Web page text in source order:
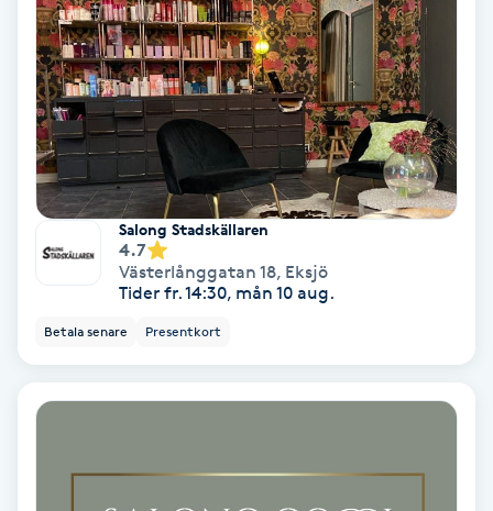
Eyeliner-tatuering
Face framing
Faceliftmassage
Fet hårbotten
Fettreducering
Fibromassage
Salong Stadskällaren
4.7
Västerlånggatan 18, Eksjö
Tider fr. 14:30, mån 10 aug.
Betala senare Presentkort